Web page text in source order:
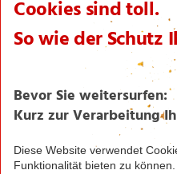
Karriere
Verantwortung/CSR
NORMA News
Seite drucken
Greifen Sie schnell zu! Alle